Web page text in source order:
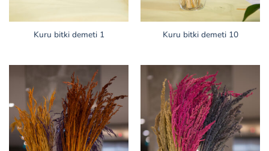
Kuru bitki demeti 1 Kuru bitki demeti 10